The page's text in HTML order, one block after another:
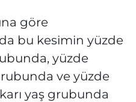
göre
bu kesimin yüzde
yüzde
ve yüzde
yaş grubunda